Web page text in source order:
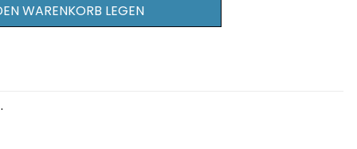
WARENKORB LEGEN